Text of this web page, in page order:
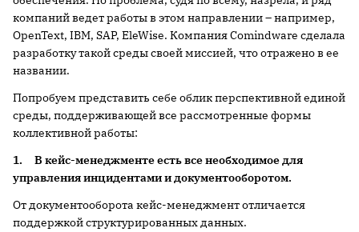
компаний ведет работы в этом направлении – например,
OpenText, IBM, SAP, EleWise. Компания Comindware сделала
разработку такой среды своей миссией, что отражено в ее
названии.
Попробуем представить себе облик перспективной единой
среды, поддерживающей все рассмотренные формы
коллективной работы:
1. В кейс-менеджменте есть все необходимое для
управления инцидентами и документооборотом.
От документооборота кейс-менеджмент отличается
поддержкой структурированных данных.